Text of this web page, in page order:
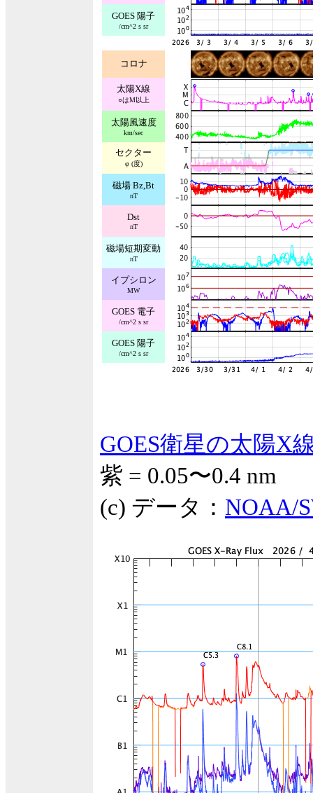
GOES 陽子
/cm^2 s sr
コロナ
太陽X線
○はM以上
太陽風速度
km/sec
セクター
φ (度)
磁場 Bz,Bt
nT
Dst
nT
磁場短期変動
nT
イプシロン
MW
GOES 電子
/cm^2 s sr
GOES 陽子
/cm^2 s sr
GOES衛星の太陽X
紫 = 0.05〜0.4 nm
(c) データ： NOAA/